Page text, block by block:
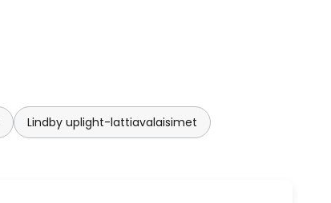
Lindby uplight-lattiavalaisimet